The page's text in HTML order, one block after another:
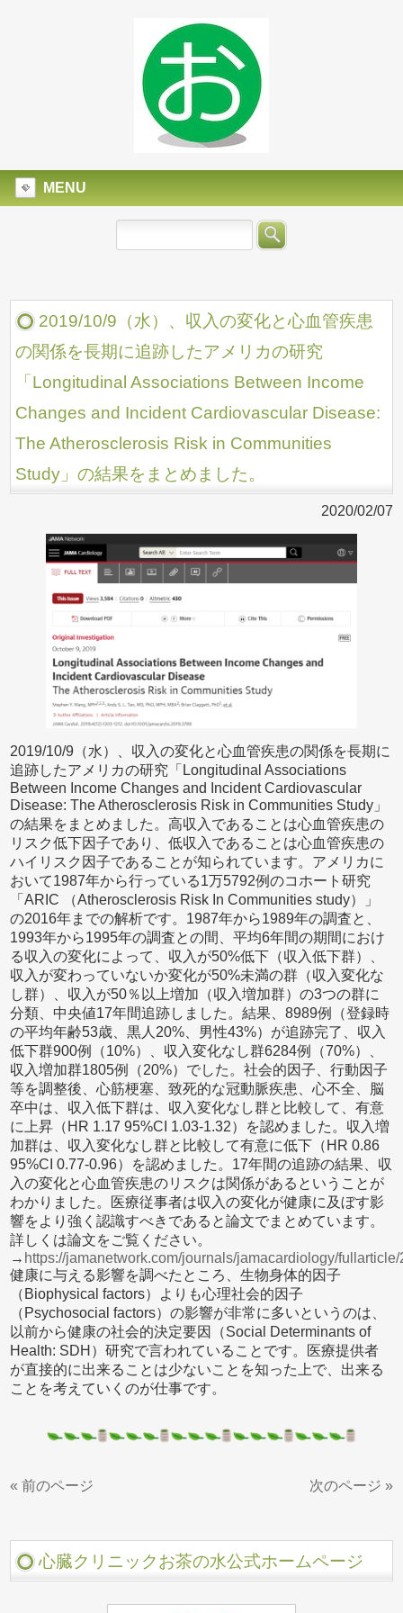
MENU
2019/10/9（水）、収入の変化と心血管疾患
の関係を長期に追跡したアメリカの研究
「Longitudinal Associations Between Income
Changes and Incident Cardiovascular Disease:
The Atherosclerosis Risk in Communities
Study」の結果をまとめました。
2020/02/07
2019/10/9（水）、収入の変化と心血管疾患の関係を長期に
追跡したアメリカの研究「Longitudinal Associations
Between Income Changes and Incident Cardiovascular
Disease: The Atherosclerosis Risk in Communities Study」
の結果をまとめました。高収入であることは心血管疾患の
リスク低下因子であり、低収入であることは心血管疾患の
ハイリスク因子であることが知られています。アメリカに
おいて1987年から行っている1万5792例のコホート研究
「ARIC （Atherosclerosis Risk In Communities study）」
の2016年までの解析です。1987年から1989年の調査と、
1993年から1995年の調査との間、平均6年間の期間におけ
る収入の変化によって、収入が50%低下（収入低下群）、
収入が変わっていないか変化が50%未満の群（収入変化な
し群）、収入が50％以上増加（収入増加群）の3つの群に
分類、中央値17年間追跡しました。結果、8989例（登録時
の平均年齢53歳、黒人20%、男性43%）が追跡完了、収入
低下群900例（10%）、収入変化なし群6284例（70%）、
収入増加群1805例（20%）でした。社会的因子、行動因子
等を調整後、心筋梗塞、致死的な冠動脈疾患、心不全、脳
卒中は、収入低下群は、収入変化なし群と比較して、有意
に上昇（HR 1.17 95%CI 1.03-1.32）を認めました。収入増
加群は、収入変化なし群と比較して有意に低下（HR 0.86
95%CI 0.77-0.96）を認めました。17年間の追跡の結果、収
入の変化と心血管疾患のリスクは関係があるということが
わかりました。医療従事者は収入の変化が健康に及ぼす影
響をより強く認識すべきであると論文でまとめています。
詳しくは論文をご覧ください。
→ https://jamanetwork.com/journals/jamacardiology/
健康に与える影響を調べたところ、生物身体的因子
（Biophysical factors）よりも心理社会的因子
（Psychosocial factors）の影響が非常に多いというのは、
以前から健康の社会的決定要因（Social Determinants of
Health: SDH）研究で言われていることです。医療提供者
が直接的に出来ることは少ないことを知った上で、出来る
ことを考えていくのが仕事です。
« 前のページ 次のページ »
心臓クリニックお茶の水公式ホームページ